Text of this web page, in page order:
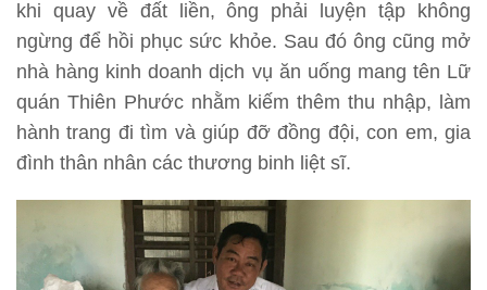
khi quay về đất liền, ông phải luyện tập không
ngừng để hồi phục sức khỏe. Sau đó ông cũng mở
nhà hàng kinh doanh dịch vụ ăn uống mang tên Lữ
quán Thiên Phước nhằm kiếm thêm thu nhập, làm
hành trang đi tìm và giúp đỡ đồng đội, con em, gia
đình thân nhân các thương binh liệt sĩ.